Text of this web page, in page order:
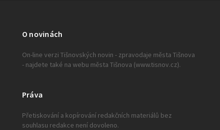
O novinách
On-line verzi Tišnovských novin - zpravodaje města Tišnova
- najdete také na webu města Tišnova (www.tisnov.cz).
Práva
Přetiskování a kopírování redakčních materiálů bez
souhlasu redakce není dovoleno.